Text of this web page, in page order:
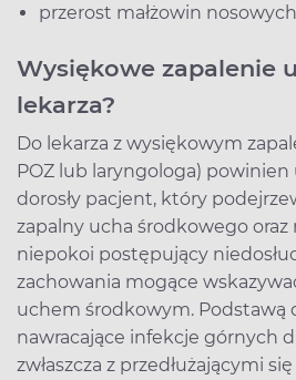
przerost małżowin
Wysiękowe zapalenie
lekarza?
Do lekarza z wysiękowym
POZ lub laryngologa) powinien
dorosły pacjent, który
zapalny ucha środkowego oraz
niepokoi postępujący
zachowania mogące
uchem środkowym. Podstawą
nawracające infekcje górnych
zwłaszcza z przedłużającymi